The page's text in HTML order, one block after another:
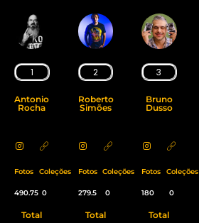
1
Antonio
Rocha
Fotos Coleções
490.75 0
Total
2
Roberto
Simões
Fotos Coleções
279.5 0
Total
3
Bruno
Dusso
Fotos Coleções
180 0
Total